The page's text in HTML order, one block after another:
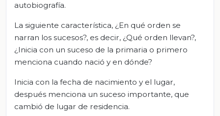
autobiografía.
La siguiente característica, ¿En qué orden se
narran los sucesos?, es decir, ¿Qué orden llevan?,
¿Inicia con un suceso de la primaria o primero
menciona cuando nació y en dónde?
Inicia con la fecha de nacimiento y el lugar,
después menciona un suceso importante, que
cambió de lugar de residencia.